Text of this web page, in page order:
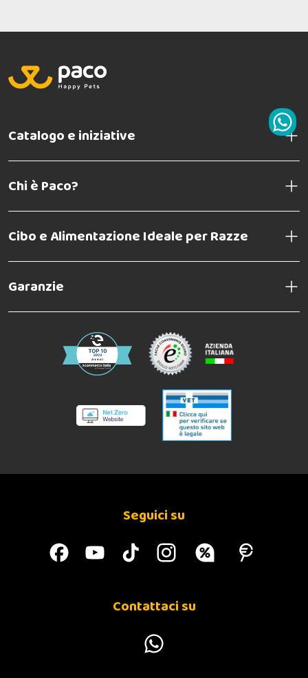
Catalogo e iniziative
Chi è Paco?
Cibo e Alimentazione Ideale per Razze
Garanzie
Seguici su
Contattaci su